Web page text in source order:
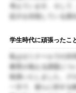
考えています。そして
拡大を目指している貴
学生時代に頑張ったこ
私はゼミナールでの共
教育が抱える課題につ
執筆いたしました。グ
一方で、彼らに対する